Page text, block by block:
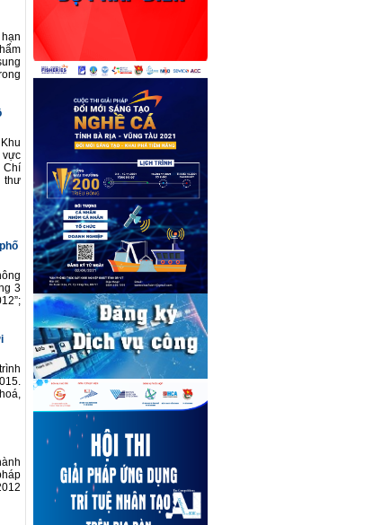
vực
Chí
thư
3
Ban hành đơn giá bồi thường
vật nuôi trên địa bàn Thành phố
(13/01)
■
Lấy ý kiến góp ý dự thảo Nghị
quyết bãi bỏ Nghị quyết số
02/2017/NQ-HĐND ngày 06
tháng 7 năm 2017(13/01)